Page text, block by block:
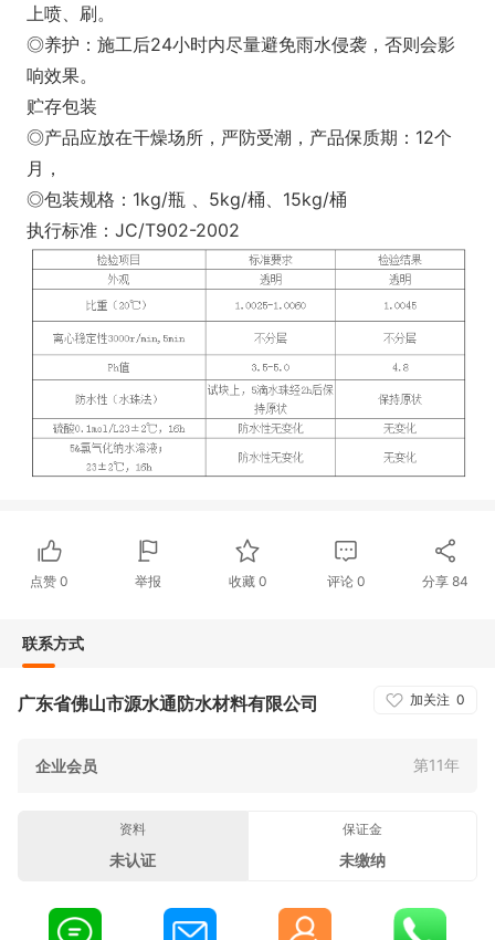
上喷、刷。
◎养护：施工后24小时内尽量避免雨水侵袭，否则会影
响效果。
贮存包装
◎产品应放在干燥场所，严防受潮，产品保质期：12个
月，
◎包装规格：1kg/瓶 、5kg/桶、15kg/桶
执行标准：JC/T902-2002
点赞0 举报 收藏 0 评论0 分享84
联系方式
加关注 0
广东省佛山市源水通防水材料有限公司
企业会员 第11年
资料
未认证
保证金
未缴纳